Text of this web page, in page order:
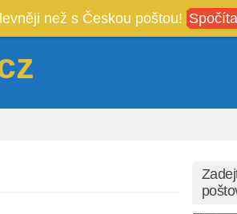
než s Českou poštou!